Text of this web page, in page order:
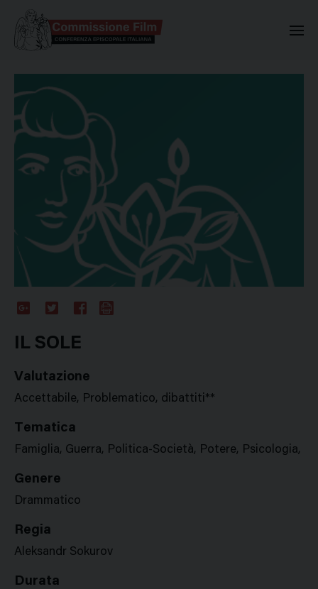
Plus
IL SOLE
Valutazione
Accettabile, Problematico, dibattiti**
Tematica
Famiglia, Guerra, Politica-Società, Potere, Psicologia,
Genere
Drammatico
Regia
Aleksandr Sokurov
Durata